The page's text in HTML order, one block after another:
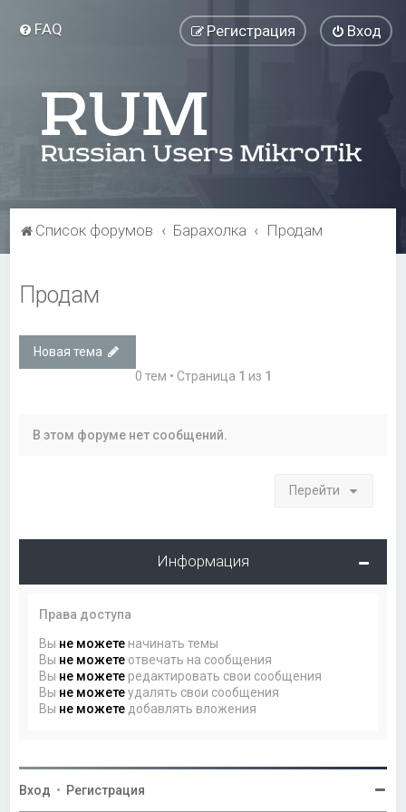
FAQ Вход
Регистрация
Список форумов Барахолка Продам
Продам
Новая тема
0 тем • Страница 1 из 1
В этом форуме нет сообщений.
Перейти
Информация
Права доступа
Вы не можете начинать темы
Вы не можете отвечать на сообщения
Вы не можете редактировать свои сообщения
Вы не можетеудалять свои сообщения
Вы не можете добавлять вложения
Вход • Регистрация